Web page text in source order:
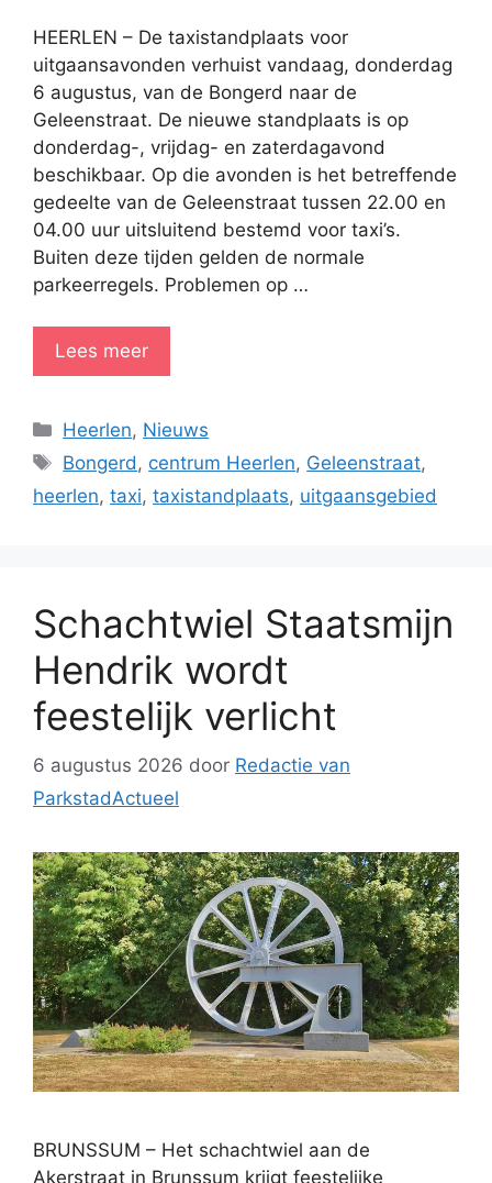
HEERLEN – De taxistandplaats voor
uitgaansavonden verhuist vandaag, donderdag
6 augustus, van de Bongerd naar de
Geleenstraat. De nieuwe standplaats is op
donderdag-, vrijdag- en zaterdagavond
beschikbaar. Op die avonden is het betreffende
gedeelte van de Geleenstraat tussen 22.00 en
04.00 uur uitsluitend bestemd voor taxi’s.
Buiten deze tijden gelden de normale
parkeerregels. Problemen op …
Lees meer
Categorieën
Heerlen, Nieuws
Tags
Bongerd, centrum Heerlen, Geleenstraat,
heerlen, taxi, taxistandplaats, uitgaansgebied
Schachtwiel Staatsmijn
Hendrik wordt
feestelijk verlicht
6 augustus 2026 door Redactie van
ParkstadActueel
BRUNSSUM – Het schachtwiel aan de
Akerstraat in Brunssum krijgt feestelijke